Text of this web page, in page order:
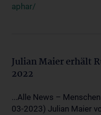
aphar/
Julian Maier erhält
2022
...Alle News –
03-2023) Julian Maier